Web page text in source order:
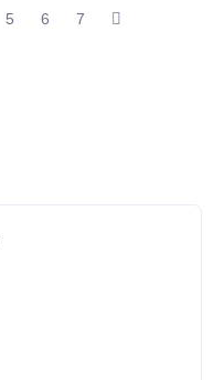
5 6 7